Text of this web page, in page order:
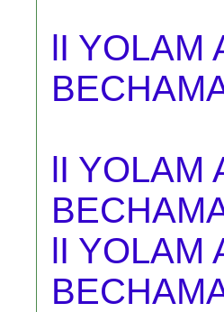
lI YOLAM
lI YOLAM
lI YOLAM